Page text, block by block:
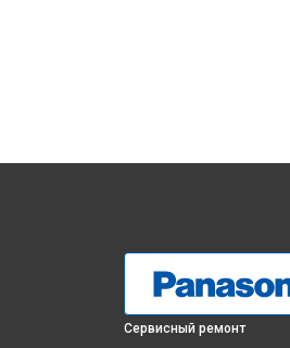
Сервисный ремонт